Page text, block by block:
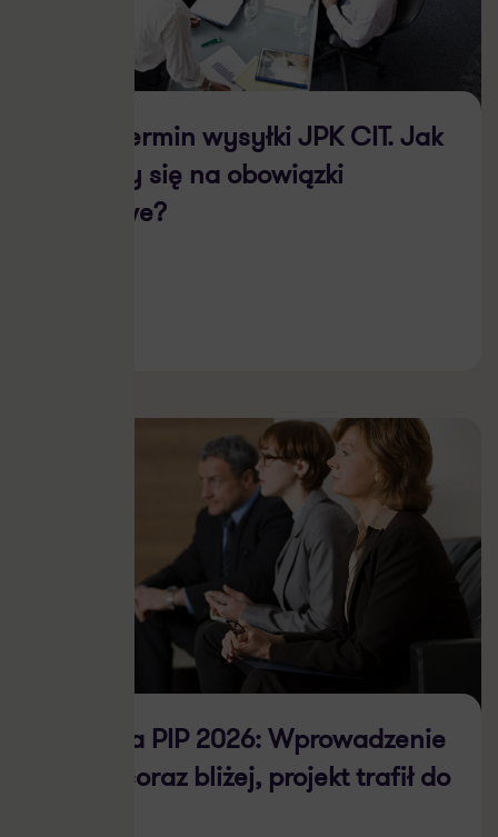
Nowy termin wysyłki JPK CIT. Jak
przełoży się na obowiązki
księgowe?
Reforma PIP 2026: Wprowadzenie
zmian coraz bliżej, projekt trafił do